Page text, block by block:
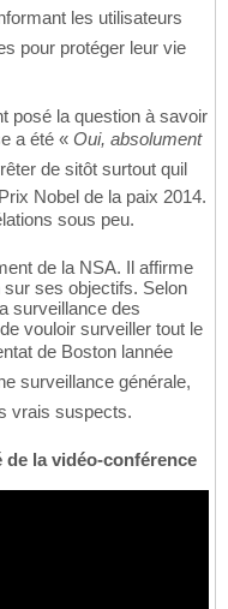
les utilisateurs
pour protéger leur vie
posé la question à savoir
a été « Oui, absolument
de sitôt surtout quil
Nobel de la paix 2014.
sous peu.
de la NSA. Il affirme
ses objectifs. Selon
surveillance des
vouloir surveiller tout le
de Boston lannée
surveillance générale,
vrais suspects.
la vidéo-conférence